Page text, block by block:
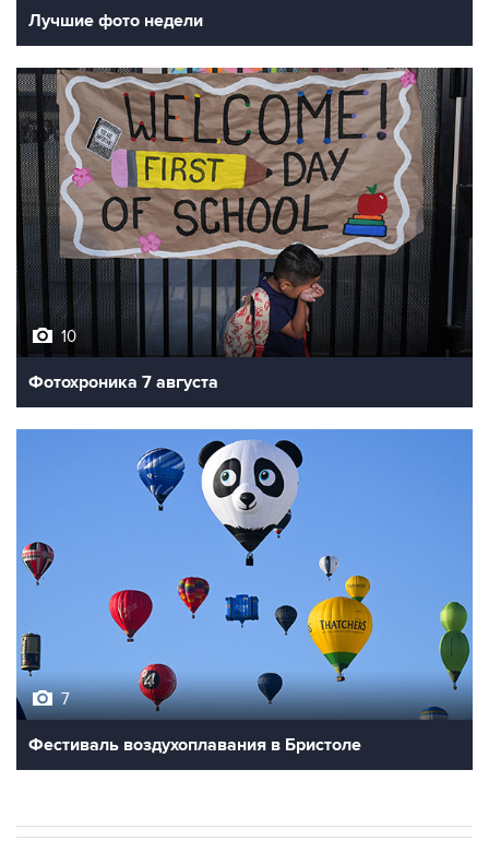
Лучшие фото недели
10
Фотохроника 7 августа
7
Фестиваль воздухоплавания в Бристоле